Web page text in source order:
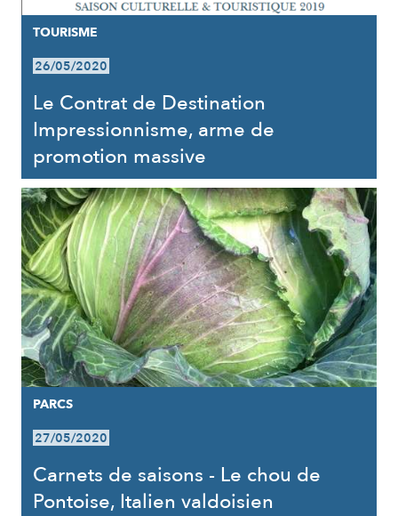
TOURISME
26/05/2020
Le Contrat de Destination
Impressionnisme, arme de
promotion massive
PARCS
27/05/2020
Carnets de saisons - Le chou de
Pontoise, Italien valdoisien